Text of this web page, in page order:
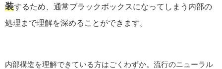
装するため、通常ブラックボックスになってしまう内部の
処理まで理解を深めることができます。
内部構造を理解できている方はごくわずか。流行のニューラル